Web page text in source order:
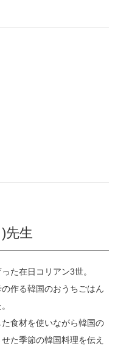
生
た在日コリアン3世。
作る韓国のおうちごはん
食材を使いながら韓国の
た季節の韓国料理を伝え